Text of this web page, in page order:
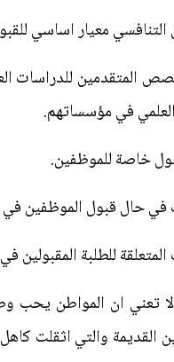
حصص المتقدمين للدراسات
العلمي في مؤسساتهم.
تعني ان المواطن يحب
القديمة والتي اثقلت